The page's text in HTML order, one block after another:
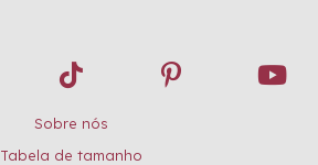
Sobre nós
Tabela de tamanho